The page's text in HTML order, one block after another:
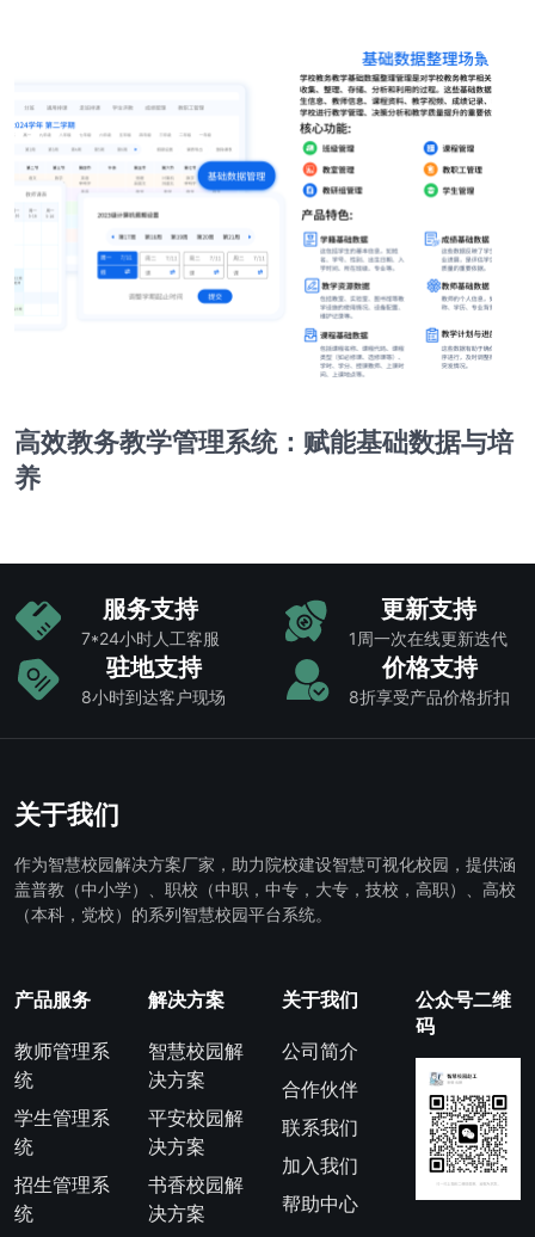
高效教务教学管理系统：赋能基础数据与培
养
服务支持
7*24小时人工客服
更新支持
1周一次在线更新迭代
驻地支持
8小时到达客户现场
价格支持
8折享受产品价格折扣
关于我们
作为智慧校园解决方案厂家，助力院校建设智慧可视化校园，提供涵
盖普教（中小学）、职校（中职，中专，大专，技校，高职）、高校
（本科，党校）的系列智慧校园平台系统。
产品服务
教师管理系
统
学生管理系
统
招生管理系
统
解决方案
智慧校园解
决方案
平安校园解
决方案
书香校园解
决方案
关于我们
公司简介
合作伙伴
联系我们
加入我们
帮助中心
公众号二维
码